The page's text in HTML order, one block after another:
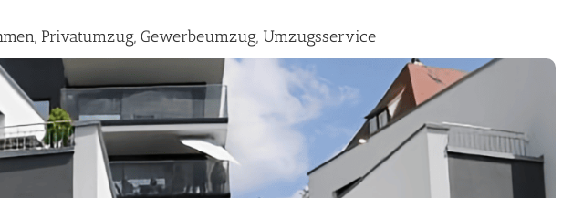
Privatumzug, Gewerbeumzug, Umzugsservice